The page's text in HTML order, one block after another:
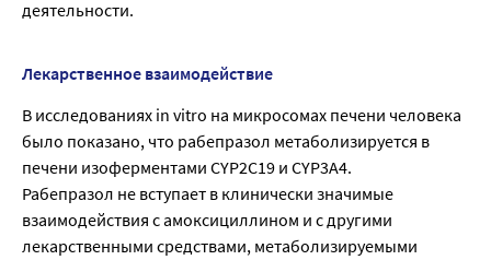
деятельности.
Лекарственное взаимодействие
В исследованиях in vitro на микросомах печени человека
было показано, что рабепразол метаболизируется в
печени изоферментами CYP2C19 и CYP3A4.
Рабепразол не вступает в клинически значимые
взаимодействия с амоксициллином и с другими
лекарственными средствами, метаболизируемыми